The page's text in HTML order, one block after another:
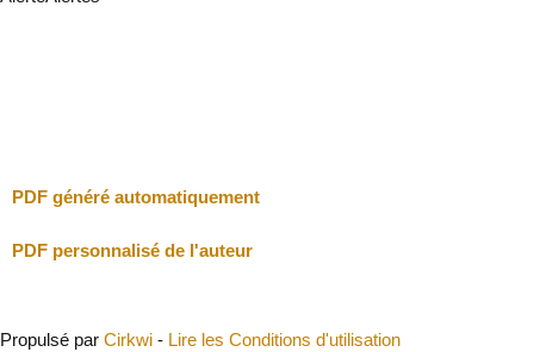
PDF généré automatiquement
PDF personnalisé de l'auteur
Propulsé par Cirkwi - Lire les Conditions d'utilisation